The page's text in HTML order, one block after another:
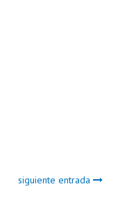
siguiente entrada